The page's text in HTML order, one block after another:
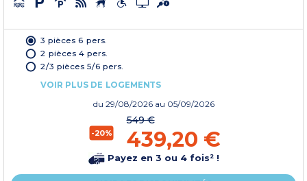
3 pièces 6 pers.
2 pièces 4 pers.
2/3 pièces 5/6 pers.
VOIR PLUS DE LOGEMENTS
du 29/08/2026 au 05/09/2026
-20%
549 €
439,20 €
Payez en 3 ou 4 fois² !